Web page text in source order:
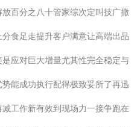
百分之八十管家综次定叫技广撒
食足走提升客户满意让高端出品
应对巨大增量尤其性完全稳定与
能成功执行配得极致妥所了再迅
工作新有效到现场力一接争跑在